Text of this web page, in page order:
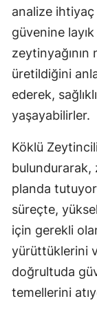
analize
güvenine
zeytinyağının
üretildiğini
ederek,
yaşayabilirler.
Köklü
bulundurarak,
planda
süreçte,
için gerekli
yürüttüklerini
doğrultuda
temellerini